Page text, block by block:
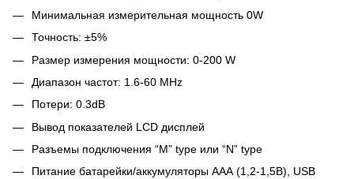
Минимальная измерительная мощность 0W
Точность: ±5%
Размер измерения мощности: 0-200 W
Диапазон частот: 1.6-60 MHz
Потери: 0.3dB
Вывод показателей LCD дисплей
Разъемы подключения “M” type или “N” type
Питание батарейки/аккумуляторы ААА (1,2-1,5В), USB